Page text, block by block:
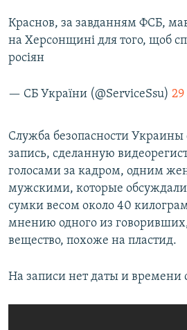
Краснов, за завданням ФСБ,
на Херсонщині для того, щоб
росіян
— СБ України (@ServiceSsu) 29
Служба безопасности Украины
запись, сделанную
голосами за кадром, одним
мужскими, которые обсуждали
сумки весом около 40
мнению одного из
вещество, похоже на пластид.
На записи нет даты и времени